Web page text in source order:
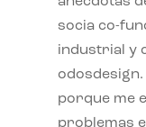
socia co-
industrial y
odosdesign.
porque me
problemas